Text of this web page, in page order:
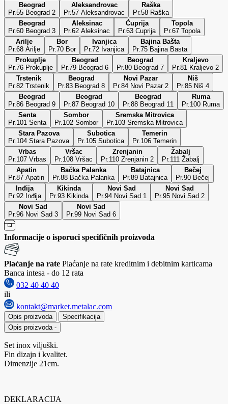
Beograd
Pr.55 Beograd 2
Aleksandrovac
Pr.57 Aleksandrovac
Raška
Pr.58 Raška
Beograd
Pr.60 Beograd 3
Aleksinac
Pr.62 Aleksinac
Ćuprija
Pr.63 Cuprija
Topola
Pr.67 Topola
Arilje
Pr.68 Arilje
Bor
Pr.70 Bor
Ivanjica
Pr.72 Ivanjica
Bajina Bašta
Pr.75 Bajina Basta
Prokuplje
Pr.76 Prokuplje
Beograd
Pr.79 Beograd 6
Beograd
Pr.80 Beograd 7
Kraljevo
Pr.81 Kraljevo 2
Trstenik
Pr.82 Trstenik
Beograd
Pr.83 Beograd 8
Novi Pazar
Pr.84 Novi Pazar 2
Niš
Pr.85 Niš 4
Beograd
Pr.86 Beograd 9
Beograd
Pr.87 Beograd 10
Beograd
Pr.88 Beograd 11
Ruma
Pr.100 Ruma
Senta
Pr.101 Senta
Sombor
Pr.102 Sombor
Sremska Mitrovica
Pr.103 Sremska Mitrovica
Stara Pazova
Pr.104 Stara Pazova
Subotica
Pr.105 Subotica
Temerin
Pr.106 Temerin
Vrbas
Pr.107 Vrbas
Vršac
Pr.108 Vršac
Zrenjanin
Pr.110 Zrenjanin 2
Žabalj
Pr.111 Žabalj
Apatin
Pr.87 Apatin
Bačka Palanka
Pr.88 Bačka Palanka
Batajnica
Pr.89 Batajnica
Bečej
Pr.90 Bečej
Inđija
Pr.92 Inđija
Kikinda
Pr.93 Kikinda
Novi Sad
Pr.94 Novi Sad 1
Novi Sad
Pr.95 Novi Sad 2
Novi Sad
Pr.96 Novi Sad 3
Novi Sad
Pr.99 Novi Sad 6
Informacije o isporuci specifičnih proizvoda
Plaćanje na rate Plaćanje na rate kreditnim i debitnim karticama
Banca intesa - do 12 rata
032 40 40 40
ili
kontakt@market.metalac.com
Opis proizvoda
Specifikacija
Opis proizvoda -
Set inox viljuški.
Fin dizajn i kvalitet.
Dimenzije 21cm.
DEKLARACIJA